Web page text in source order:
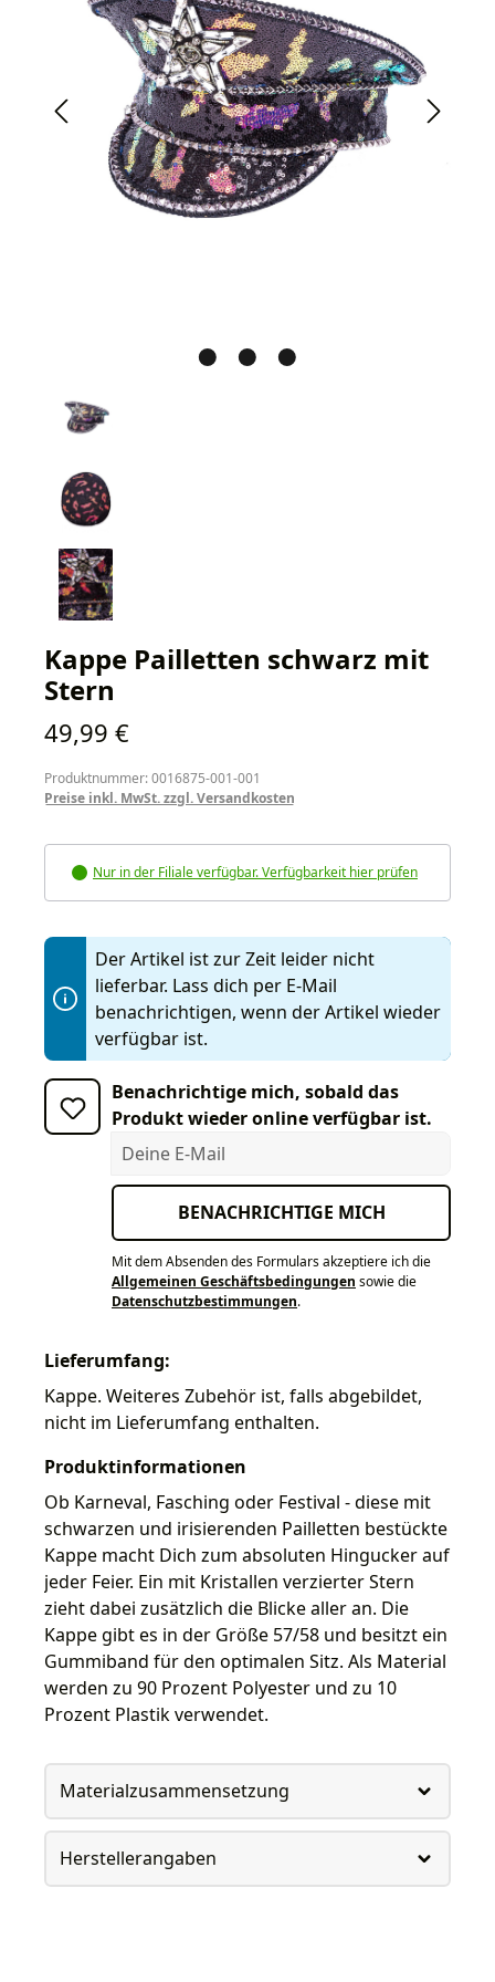
Kappe Pailletten schwarz mit
Stern
Regulärer Preis:
49,99 €
Produktnummer: 0016875-001-001
Preise inkl. MwSt. zzgl. Versandkosten
Nur in der Filiale verfügbar. Verfügbarkeit hier prüfen
Der Artikel ist zur Zeit leider nicht
lieferbar. Lass dich per E-Mail
benachrichtigen, wenn der Artikel wieder
verfügbar ist.
Benachrichtige mich, sobald das
Produkt wieder online verfügbar ist.
Deine E-Mail
BENACHRICHTIGE MICH
Mit dem Absenden des Formulars akzeptiere ich die
Allgemeinen Geschäftsbedingungen sowie die
Datenschutzbestimmungen.
Lieferumfang:
Kappe. Weiteres Zubehör ist, falls abgebildet,
nicht im Lieferumfang enthalten.
Produktinformationen
Ob Karneval, Fasching oder Festival - diese mit
schwarzen und irisierenden Pailletten bestückte
Kappe macht Dich zum absoluten Hingucker auf
jeder Feier. Ein mit Kristallen verzierter Stern
zieht dabei zusätzlich die Blicke aller an. Die
Kappe gibt es in der Größe 57/58 und besitzt ein
Gummiband für den optimalen Sitz. Als Material
werden zu 90 Prozent Polyester und zu 10
Prozent Plastik verwendet.
Materialzusammensetzung
Herstellerangaben